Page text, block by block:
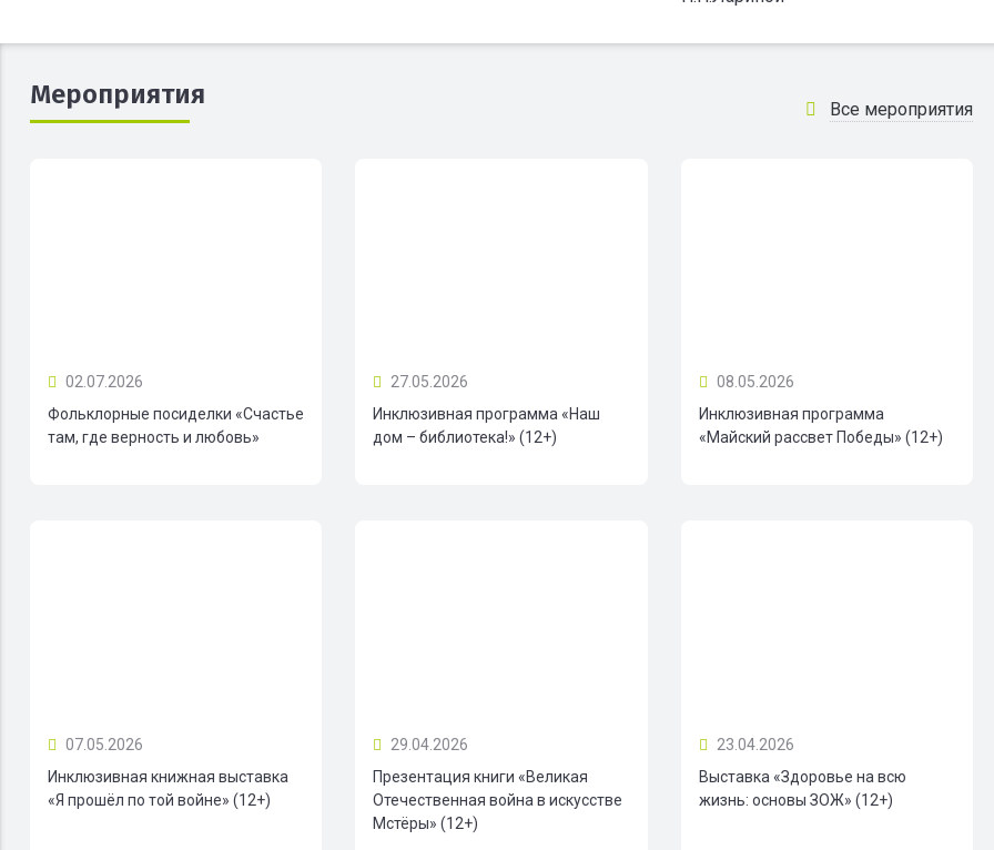
Мероприятия Все мероприятия
02.07.2026
Фольклорные посиделки «Счастье
там, где верность и любовь»
27.05.2026
Инклюзивная программа «Наш
дом – библиотека!» (12+)
08.05.2026
Инклюзивная программа
«Майский рассвет Победы» (12+)
07.05.2026
Инклюзивная книжная выставка
«Я прошёл по той войне» (12+)
29.04.2026
Презентация книги «Великая
Отечественная война в искусстве
Мстёры» (12+)
23.04.2026
Выставка «Здоровье на всю
жизнь: основы ЗОЖ» (12+)